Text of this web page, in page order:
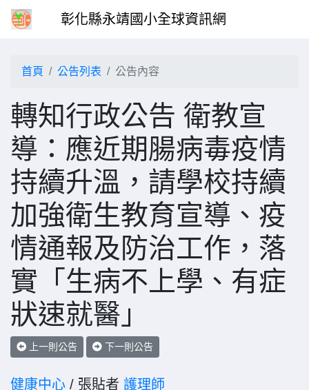
彰化縣永靖國小全球資訊網
首頁 公告列表 公告內容
轉知行政公告 衛教宣
導：應近期腸病毒疫情
持續升溫，請學校持續
加強衛生教育宣導、疫
情通報及防治工作，落
實「生病不上學、有症
狀速就醫」
上一則公告 下一則公告
健康中心 / 張貼者 護理師